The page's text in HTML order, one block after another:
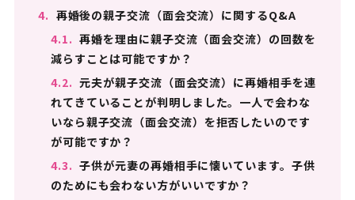
4. 再婚後の親子交流（面会交流）に関するQ&A
4.1. 再婚を理由に親子交流（面会交流）の回数を
減らすことは可能ですか？
4.2. 元夫が親子交流（面会交流）に再婚相手を連
れてきていることが判明しました。一人で会わな
いなら親子交流（面会交流）を拒否したいのです
が可能ですか？
4.3. 子供が元妻の再婚相手に懐いています。子供
のためにも会わない方がいいですか？